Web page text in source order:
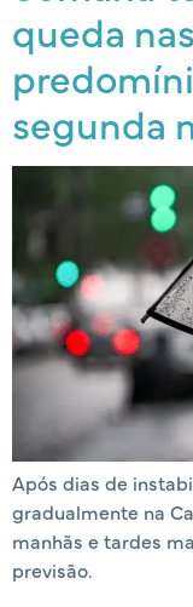
queda
segunda
Após dias de
gradualmente na
manhãs e tardes
previsão.